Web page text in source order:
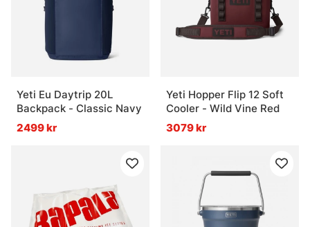
Yeti Eu Daytrip 20L
Backpack - Classic Navy
2499 kr
Yeti Hopper Flip 12 Soft
Cooler - Wild Vine Red
3079 kr